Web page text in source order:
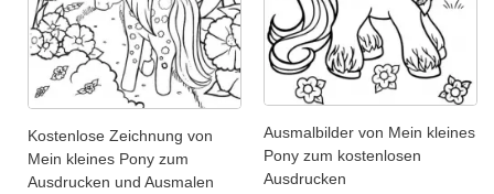
Kostenlose Zeichnung von
Mein kleines Pony zum
Ausdrucken und Ausmalen
Ausmalbilder von Mein kleines
Pony zum kostenlosen
Ausdrucken